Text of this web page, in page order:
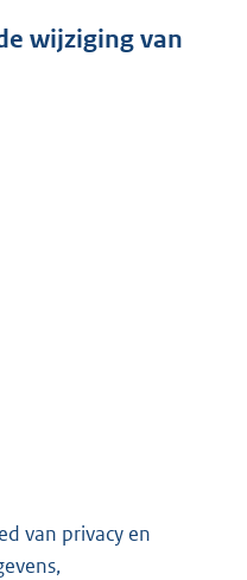
wijziging van
van privacy en